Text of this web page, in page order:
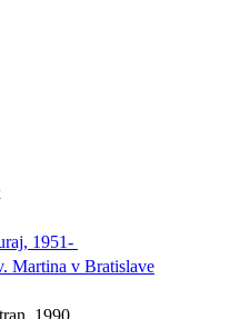
1951-
Martina v Bratislave
1990